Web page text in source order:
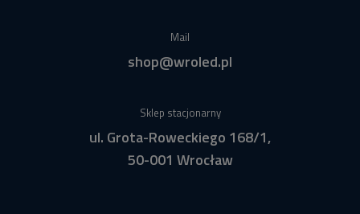
Mail
shop@wroled.pl
Sklep stacjonarny
ul. Grota-Roweckiego 168/1,
50-001 Wrocław